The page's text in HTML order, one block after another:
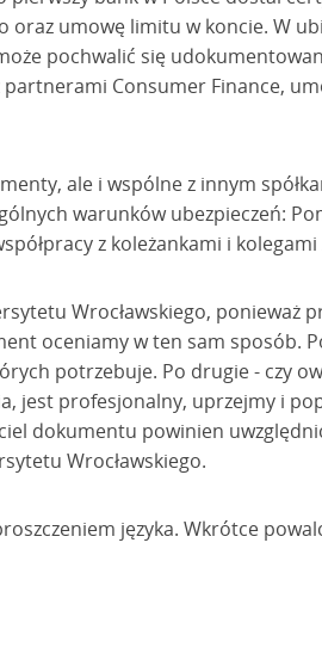
umowę limitu w koncie. W
pochwalić się
partnerami Consumer Finance,
ale i wspólne z innym
warunków ubezpieczeń:
z koleżankami i
Wrocławskiego, ponieważ
oceniamy w ten sam sposób.
potrzebuje. Po drugie - czy
jest profesjonalny, uprzejmy i
dokumentu powinien
Wrocławskiego.
języka. Wkrótce